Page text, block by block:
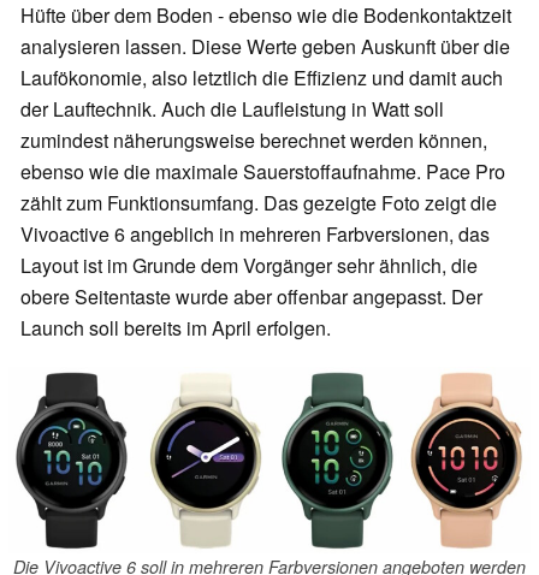
Hüfte über dem Boden - ebenso wie die Bodenkontaktzeit
analysieren lassen. Diese Werte geben Auskunft über die
Laufökonomie, also letztlich die Effizienz und damit auch
der Lauftechnik. Auch die Laufleistung in Watt soll
zumindest näherungsweise berechnet werden können,
ebenso wie die maximale Sauerstoffaufnahme. Pace Pro
zählt zum Funktionsumfang. Das gezeigte Foto zeigt die
Vivoactive 6 angeblich in mehreren Farbversionen, das
Layout ist im Grunde dem Vorgänger sehr ähnlich, die
obere Seitentaste wurde aber offenbar angepasst. Der
Launch soll bereits im April erfolgen.
Die Vivoactive 6 soll in mehreren Farbversionen angeboten werden